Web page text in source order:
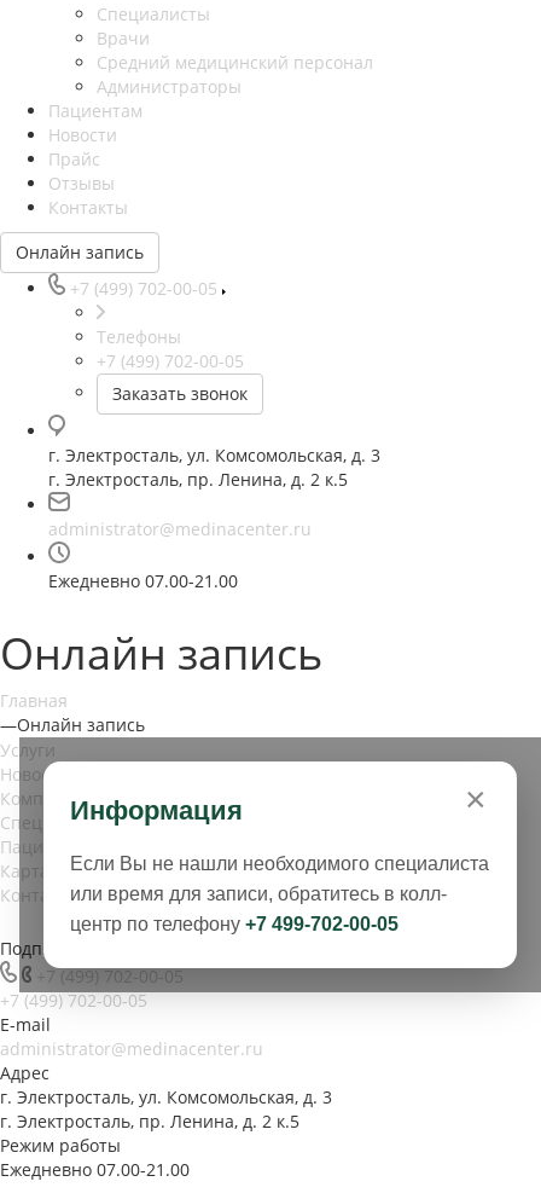
Специалисты
Врачи
Средний медицинский персонал
Администраторы
Пациентам
Новости
Прайс
Отзывы
Контакты
Онлайн запись
+7 (499) 702-00-05
Телефоны
+7 (499) 702-00-05
Заказать звонок
г. Электросталь, ул. Комсомольская, д. 3
г. Электросталь, пр. Ленина, д. 2 к.5
administrator@medinacenter.ru
Ежедневно 07.00-21.00
Онлайн запись
Главная
—Онлайн запись
×
Информация
Если Вы не нашли необходимого специалиста
или время для записи, обратитесь в колл-
центр по телефону +7 499-702-00-05
Услуги
Новости
Компания
Специалисты
Пациентам
Карта сайта
Контакты
Подписаться на рассылку
+7 (499) 702-00-05
+7 (499) 702-00-05
E-mail
administrator@medinacenter.ru
Адрес
г. Электросталь, ул. Комсомольская, д. 3
г. Электросталь, пр. Ленина, д. 2 к.5
Режим работы
Ежедневно 07.00-21.00